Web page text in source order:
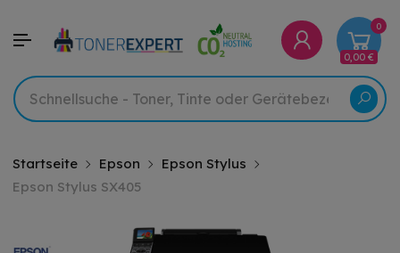
0
0,00 €
Startseite Epson
Epson Stylus
Epson Stylus SX405